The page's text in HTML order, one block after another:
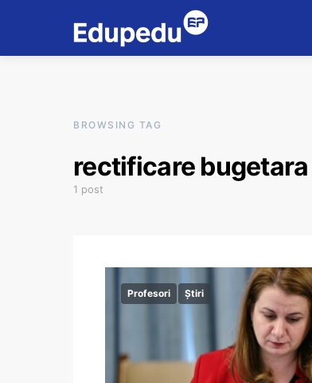
BROWSING TAG
rectificare
1 post
Profesori Știri